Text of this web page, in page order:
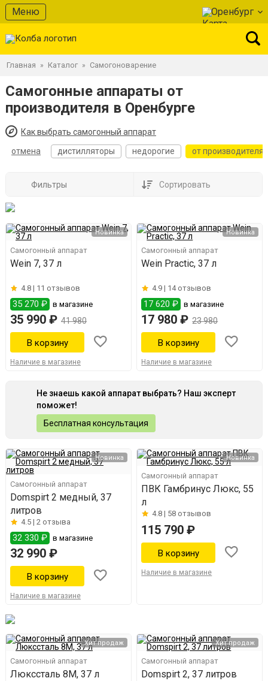
Меню Оренбург
Главная » Каталог » Самогоноварение
Самогонные аппараты от
производителя в Оренбурге
Как выбрать самогонный аппарат
отмена
дистилляторы недорогие от производителя
Фильтры Сортировать
Новинка
Самогонный аппарат
Wein 7, 37 л
4.8 | 11 отзывов
35 270 ₽ в магазине
35 990 ₽ 41 980
Наличие в магазине
Новинка
Самогонный аппарат
Wein Practic, 37 л
4.9 | 14 отзывов
17 620 ₽ в магазине
17 980 ₽ 23 980
Наличие в магазине
Не знаешь какой аппарат выбрать? Наш эксперт
поможет!
Бесплатная консультация
Новинка
Самогонный аппарат
Domspirt 2 медный, 37
литров
4.5 | 2 отзыва
32 330 ₽ в магазине
32 990 ₽
Наличие в магазине
Новинка
Самогонный аппарат
ПВК Гамбринус Люкс, 55
л
4.8 | 58 отзывов
115 790 ₽
Наличие в магазине
Хит продаж
Самогонный аппарат
Люкссталь 8М, 37 л
Хит продаж
Самогонный аппарат
Domspirt 2, 37 литров